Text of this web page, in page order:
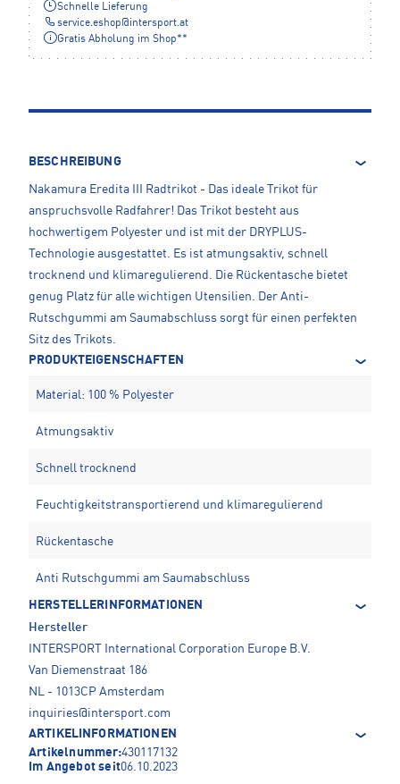
Schnelle Lieferung
service.eshop@intersport.at
Gratis Abholung im Shop**
BESCHREIBUNG
Nakamura Eredita III Radtrikot - Das ideale Trikot für
anspruchsvolle Radfahrer! Das Trikot besteht aus
hochwertigem Polyester und ist mit der DRYPLUS-
Technologie ausgestattet. Es ist atmungsaktiv, schnell
trocknend und klimaregulierend. Die Rückentasche bietet
genug Platz für alle wichtigen Utensilien. Der Anti-
Rutschgummi am Saumabschluss sorgt für einen perfekten
Sitz des Trikots.
PRODUKTEIGENSCHAFTEN
Material: 100 % Polyester
Atmungsaktiv
Schnell trocknend
Feuchtigkeitstransportierend und klimaregulierend
Rückentasche
Anti Rutschgummi am Saumabschluss
HERSTELLERINFORMATIONEN
Hersteller
INTERSPORT International Corporation Europe B.V.
Van Diemenstraat 186
NL - 1013CP Amsterdam
inquiries@intersport.com
ARTIKELINFORMATIONEN
Artikelnummer:430117132
Im Angebot seit06.10.2023